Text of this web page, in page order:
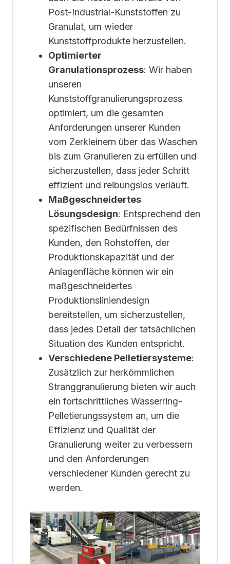
Post-Industrial-Kunststoffen zu
Granulat, um wieder
Kunststoffprodukte herzustellen.
Optimierter
Granulationsprozess: Wir haben
unseren
Kunststoffgranulierungsprozess
optimiert, um die gesamten
Anforderungen unserer Kunden
vom Zerkleinern über das Waschen
bis zum Granulieren zu erfüllen und
sicherzustellen, dass jeder Schritt
effizient und reibungslos verläuft.
Maßgeschneidertes
Lösungsdesign: Entsprechend den
spezifischen Bedürfnissen des
Kunden, den Rohstoffen, der
Produktionskapazität und der
Anlagenfläche können wir ein
maßgeschneidertes
Produktionsliniendesign
bereitstellen, um sicherzustellen,
dass jedes Detail der tatsächlichen
Situation des Kunden entspricht.
Verschiedene Pelletiersysteme:
Zusätzlich zur herkömmlichen
Stranggranulierung bieten wir auch
ein fortschrittliches Wasserring-
Pelletierungssystem an, um die
Effizienz und Qualität der
Granulierung weiter zu verbessern
und den Anforderungen
verschiedener Kunden gerecht zu
werden.